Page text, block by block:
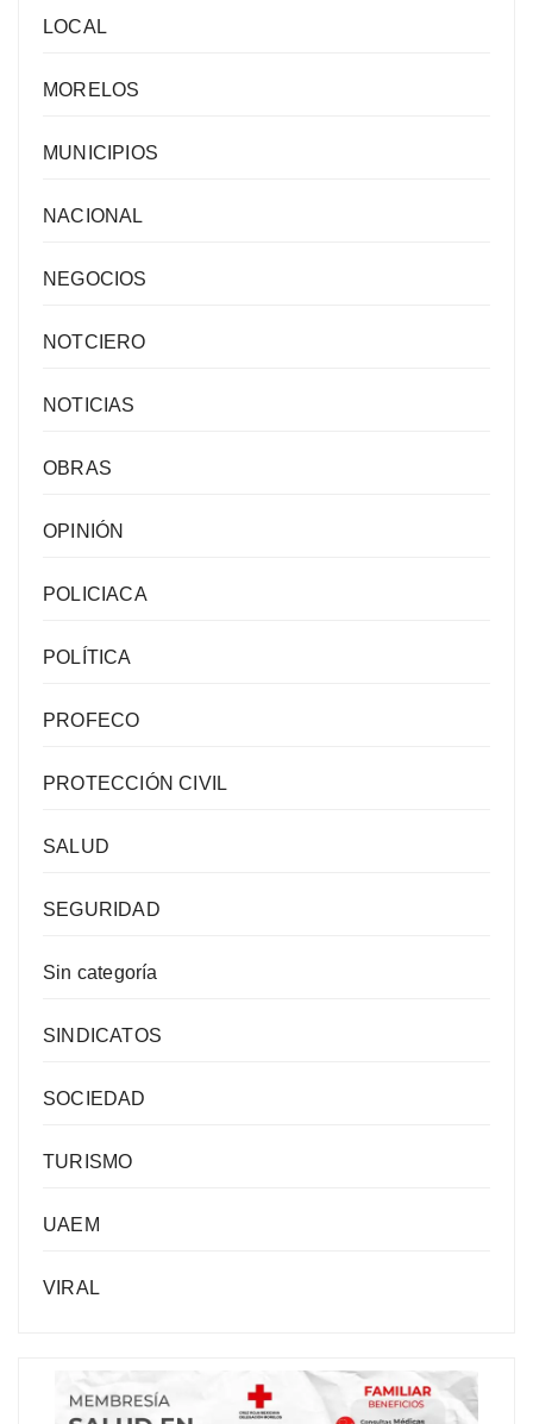
LOCAL
MORELOS
MUNICIPIOS
NACIONAL
NEGOCIOS
NOTCIERO
NOTICIAS
OBRAS
OPINIÓN
POLICIACA
POLÍTICA
PROFECO
PROTECCIÓN CIVIL
SALUD
SEGURIDAD
Sin categoría
SINDICATOS
SOCIEDAD
TURISMO
UAEM
VIRAL